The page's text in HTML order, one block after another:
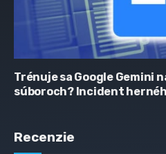
Trénuje sa Google Gemini
súboroch? Incident
Recenzie